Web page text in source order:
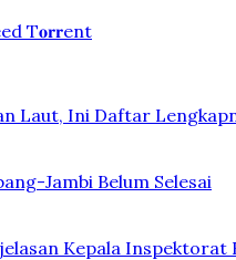
T𝐨𝐫𝐫ent
Laut, Ini Daftar
Jambi Belum Selesai
Kepala Inspektorat